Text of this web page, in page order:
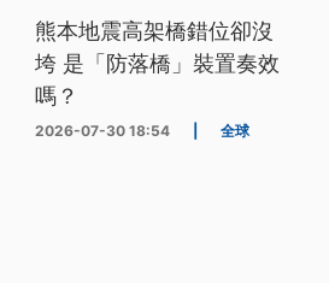
熊本地震高架橋錯位卻沒
垮 是「防落橋」裝置奏效
嗎？
2026-07-30 18:54 全球